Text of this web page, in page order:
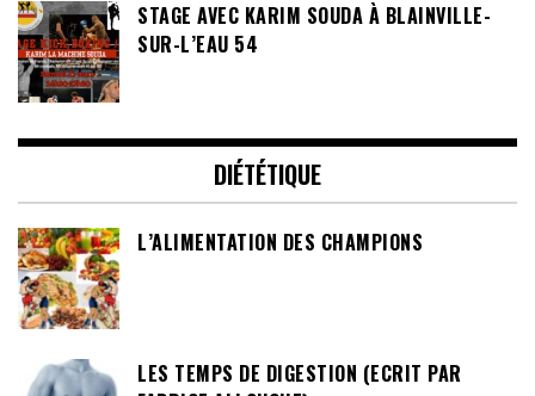
STAGE AVEC KARIM SOUDA À BLAINVILLE-
SUR-L’EAU 54
DIÉTÉTIQUE
L’ALIMENTATION DES CHAMPIONS
LES TEMPS DE DIGESTION (ECRIT PAR